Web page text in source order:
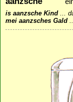
is aanzsche Kind
mei aanzsches Gald